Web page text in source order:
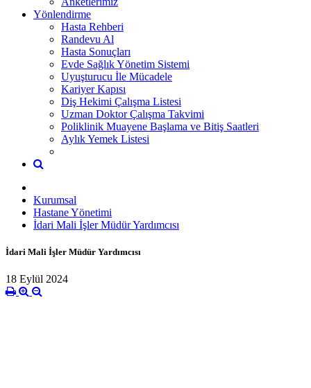
Yönlendirme
Hasta Rehberi
Randevu Al
Hasta Sonuçları
Evde Sağlık Yönetim Sistemi
Uyuşturucu İle Mücadele
Kariyer Kapısı
Diş Hekimi Çalışma Listesi
Uzman Doktor Çalışma Takvimi
Poliklinik Muayene Başlama ve Bitiş Saatleri
Aylık Yemek Listesi
Kurumsal
Hastane Yönetimi
İdari Mali İşler Müdür Yardımcısı
İdari Mali İşler Müdür Yardımcısı
18 Eylül 2024